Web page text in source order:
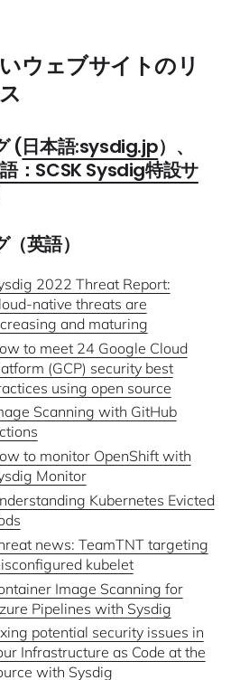
ウェブサイトのリ
(日本語:sysdig.jp）、
：SCSK Sysdig特設サ
英語）
2022 Threat Report:
native threats are
and maturing
to meet 24 Google Cloud
(GCP) security best
using open source
Scanning with GitHub
to monitor OpenShift with
Monitor
Kubernetes Evicted
news: TeamTNT targeting
kubelet
Image Scanning for
Pipelines with Sysdig
potential security issues in
Infrastructure as Code at the
with Sysdig